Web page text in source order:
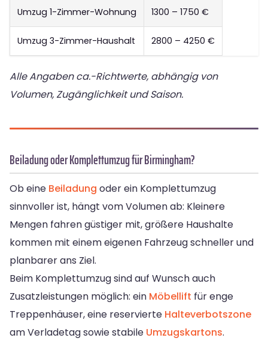
Umzug 1-Zimmer-Wohnung 1300 – 1750 €
Umzug 3-Zimmer-Haushalt 2800 – 4250 €
Alle Angaben ca.-Richtwerte, abhängig von
Volumen, Zugänglichkeit und Saison.
Beiladung oder Komplettumzug für Birmingham?
Ob eine Beiladung oder ein Komplettumzug
sinnvoller ist, hängt vom Volumen ab: Kleinere
Mengen fahren güstiger mit, größere Haushalte
kommen mit einem eigenen Fahrzeug schneller und
planbarer ans Ziel.
Beim Komplettumzug sind auf Wunsch auch
Zusatzleistungen möglich: ein Möbellift für enge
Treppenhäuser, eine reservierte Halteverbotszone
am Verladetag sowie stabile Umzugskartons.